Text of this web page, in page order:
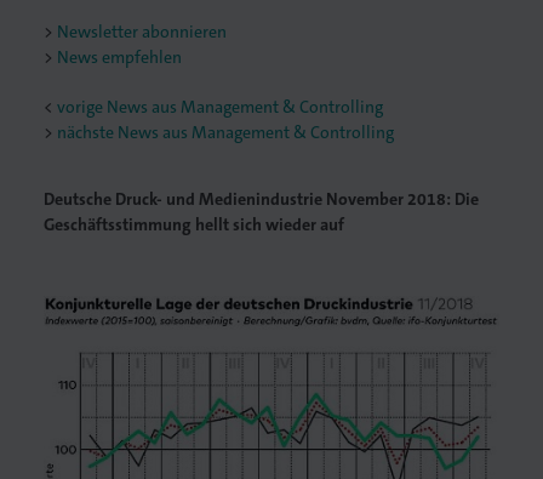
Newsletter abonnieren
News empfehlen
<vorige News aus Management & Controlling
nächste News aus Management & Controlling
Deutsche Druck- und Medienindustrie November 2018: Die
Geschäftsstimmung hellt sich wieder auf